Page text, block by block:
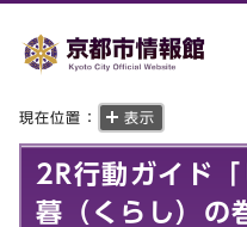
現在位置： 表示
2R行動ガイド「
暮（くらし）の